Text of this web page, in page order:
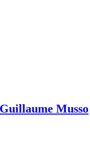
Musso